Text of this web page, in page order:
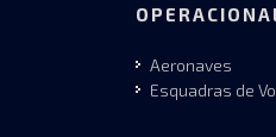
Aeronaves
Esquadras de